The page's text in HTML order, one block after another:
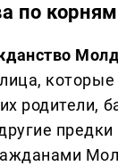
по корням
которые
родители,